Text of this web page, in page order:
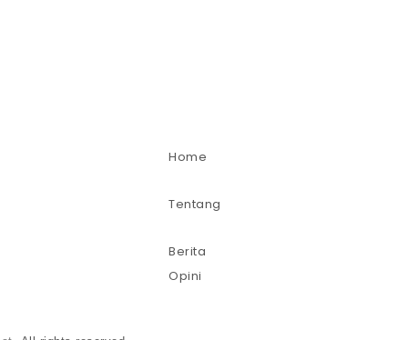
Home
Tentang
Berita
Opini